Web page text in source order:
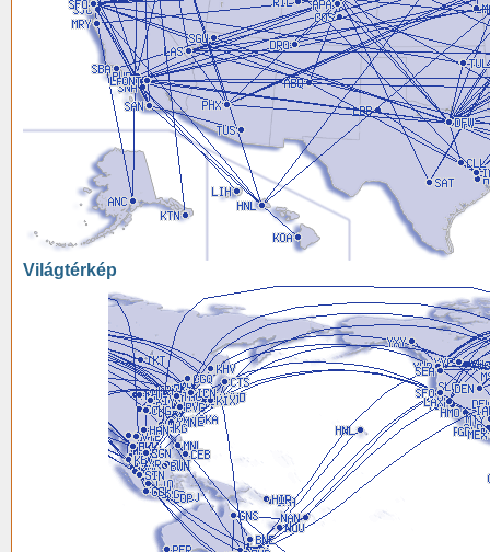
Világtérkép